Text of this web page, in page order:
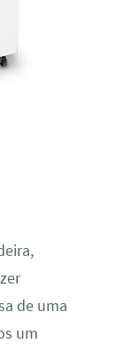
de uma
um